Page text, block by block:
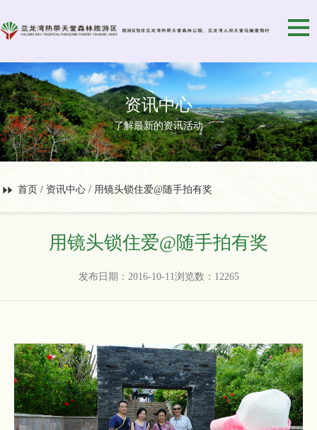
资讯中心
了解最新的资讯活动
首页 / 资讯中心 / 用镜头锁住爱@随手拍有奖
用镜头锁住爱@随手拍有奖
发布日期：2016-10-11浏览数：12265